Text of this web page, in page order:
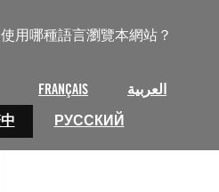
用哪種語言瀏覽本網站？
FRANÇAIS
العربية
РУССКИЙ